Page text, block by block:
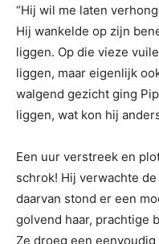
“Hij wil me laten
Hij wankelde op zijn
liggen. Op die vieze
liggen, maar eigenlijk
walgend gezicht ging
liggen, wat kon hij
Een uur verstreek en
schrok! Hij verwachte
daarvan stond er een
golvend haar, prachtige
Ze droeg een